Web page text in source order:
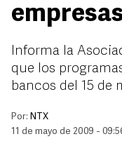
Informa la
que los
bancos del 15 de
Por: NTX
11 de mayo de 2009 -